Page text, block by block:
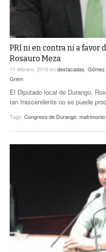
PRI ni en contra ni a
Rosauro Meza
11 febrero, 2016endestacadas
Grem
El Diputado local de Durango,
tan trascendente no se puede
Tags: Congreso de Durango